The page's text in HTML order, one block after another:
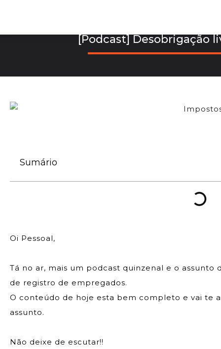
[Podcast] Desobrigação
Sumário
Oi Pessoal,
Tá no ar, mais um podcast quinzenal e o
de registro de empregados.
O conteúdo de hoje esta bem completo e vai te
assunto.
Não deixe de escutar!!